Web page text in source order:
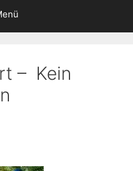
– Kein